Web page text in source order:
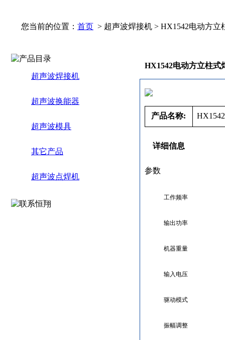
您当前的位置： 首页 > 超声波焊接机 > HX1542电动方立
超声波焊接机
超声波换能器
超声波模具
其它产品
超声波点焊机
HX1542电动方立柱式
产品名称:
详细信息
参数
工作频率
输出功率
机器重量
输入电压
驱动模式
振幅调整